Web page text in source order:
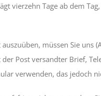
vierzehn Tage ab dem
müssen Sie uns
Post versandter Brief,
verwenden, das jedoch